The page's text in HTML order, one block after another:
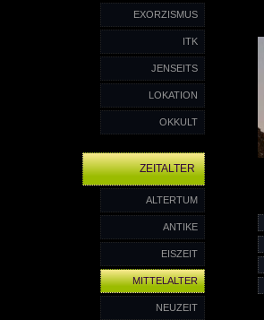
EXORZISMUS
ITK
JENSEITS
LOKATION
OKKULT
ZEITALTER
ALTERTUM
ANTIKE
EISZEIT
MITTELALTER
NEUZEIT